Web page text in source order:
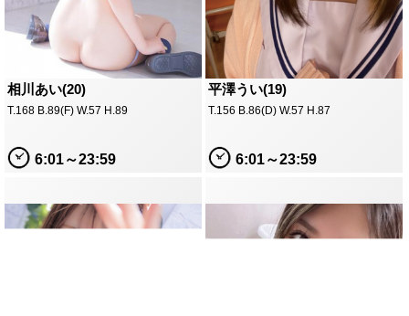
相川あい(20)
T.168 B.89(F) W.57 H.89
6:01～23:59
平澤うい(19)
T.156 B.86(D) W.57 H.87
6:01～23:59